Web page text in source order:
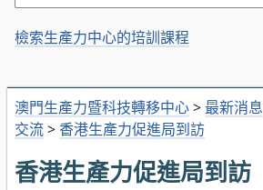
澳門生產力暨科技轉移中心> 最新消息
交流>香港生產力促進局到訪
香港生產力促進局到訪
檢索生產力中心的培訓課程